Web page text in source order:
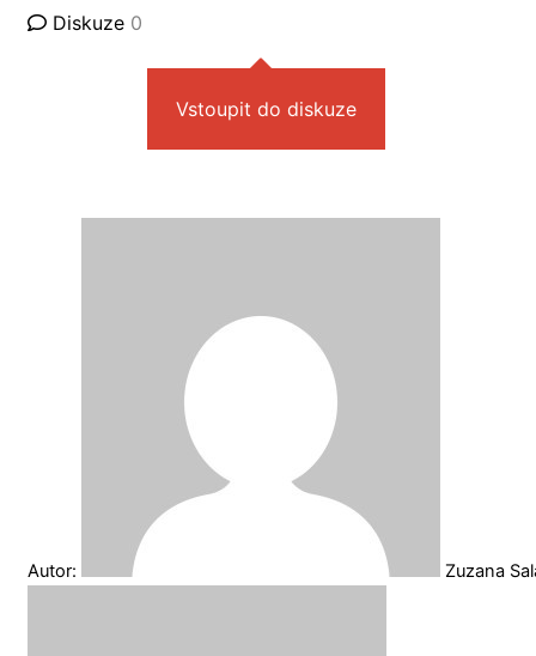
Diskuze 0
Vstoupit do diskuze
Autor: Zuzana